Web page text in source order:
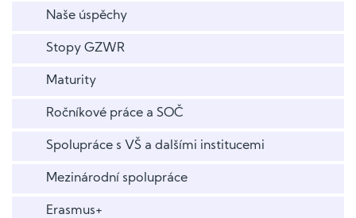
Naše úspěchy
Stopy GZWR
Maturity
Ročníkové práce a SOČ
Spolupráce s VŠ a dalšími institucemi
Mezinárodní spolupráce
Erasmus+